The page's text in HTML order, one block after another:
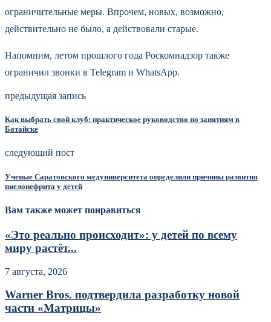
ограничительные меры. Впрочем, новых, возможно,
действительно не было, а действовали старые.
Напомним, летом прошлого года Роскомнадзор также
ограничил звонки в Telegram и WhatsApp.
предыдущая запись
Как выбрать свой клуб: практическое руководство по занятиям в
Батайске
следующий пост
Ученые Саратовского медуниверситета определили причины развития
пиелонефрита у детей
Вам также может понравиться
«Это реально происходит»: у детей по всему
миру растёт...
7 августа, 2026
Warner Bros. подтвердила разработку новой
части «Матрицы»